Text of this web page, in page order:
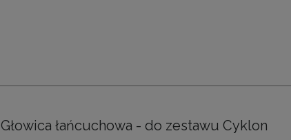
Głowica łańcuchowa - do zestawu Cyklon